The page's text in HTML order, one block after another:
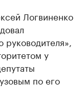
Логвиненко
у
по его